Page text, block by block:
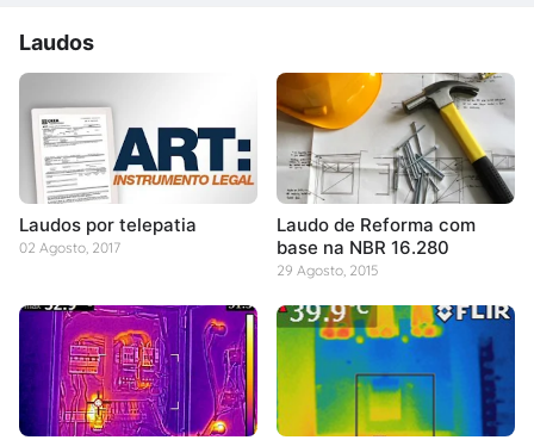
Laudos
Laudos por telepatia
02 Agosto, 2017
Laudo de Reforma com
base na NBR 16.280
29 Agosto, 2015